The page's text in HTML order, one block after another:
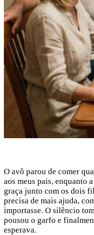
O avô parou de comer
aos meus pais, enquanto
graça junto com os dois
precisa de mais ajuda,
importasse. O silêncio
pousou o garfo e
esperava.